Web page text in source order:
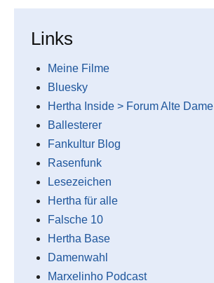
Links
Meine Filme
Bluesky
Hertha Inside > Forum Alte Dame
Ballesterer
Fankultur Blog
Rasenfunk
Lesezeichen
Hertha für alle
Falsche 10
Hertha Base
Damenwahl
Marxelinho Podcast